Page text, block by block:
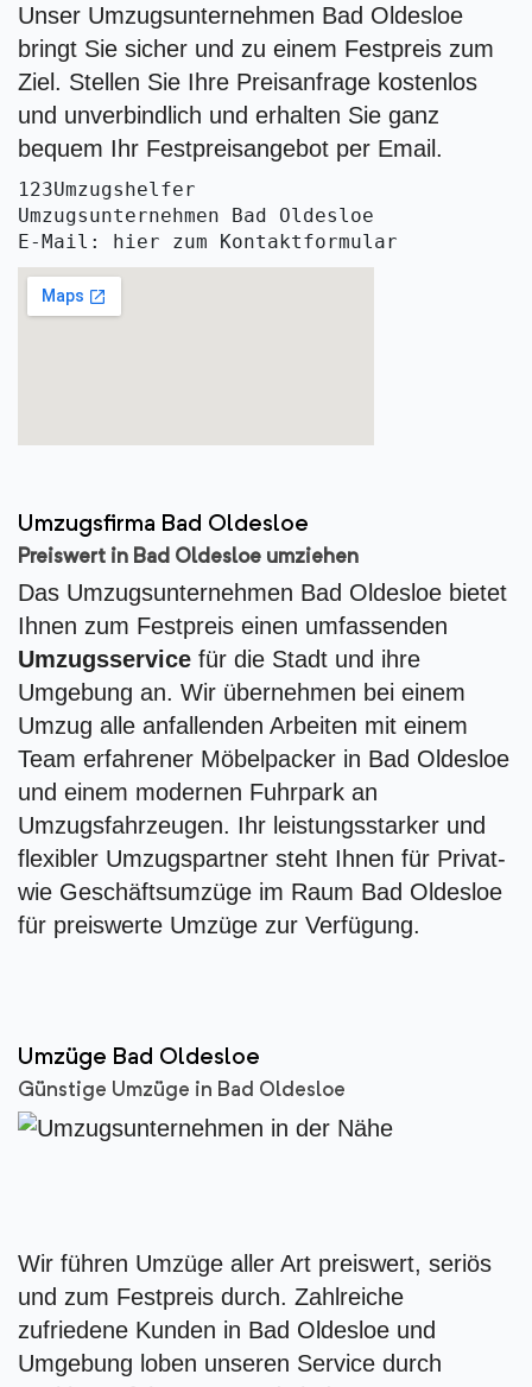
Unser Umzugsunternehmen Bad Oldesloe
bringt Sie sicher und zu einem Festpreis zum
Ziel. Stellen Sie Ihre Preisanfrage kostenlos
und unverbindlich und erhalten Sie ganz
bequem Ihr Festpreisangebot per Email.
123Umzugshelfer
Umzugsunternehmen Bad Oldesloe
E-Mail: hier zum Kontaktformular
Umzugsfirma Bad Oldesloe
Preiswert in Bad Oldesloe umziehen
Das Umzugsunternehmen Bad Oldesloe bietet
Ihnen zum Festpreis einen umfassenden
Umzugsservice für die Stadt und ihre
Umgebung an. Wir übernehmen bei einem
Umzug alle anfallenden Arbeiten mit einem
Team erfahrener Möbelpacker in Bad Oldesloe
und einem modernen Fuhrpark an
Umzugsfahrzeugen. Ihr leistungsstarker und
flexibler Umzugspartner steht Ihnen für Privat-
wie Geschäftsumzüge im Raum Bad Oldesloe
für preiswerte Umzüge zur Verfügung.
Umzüge Bad Oldesloe
Günstige Umzüge in Bad Oldesloe
Wir führen Umzüge aller Art preiswert, seriös
und zum Festpreis durch. Zahlreiche
zufriedene Kunden in Bad Oldesloe und
Umgebung loben unseren Service durch